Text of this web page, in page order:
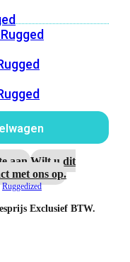
aan.Wilt u dit
met ons op.
Ruggedized
Exclusief BTW.